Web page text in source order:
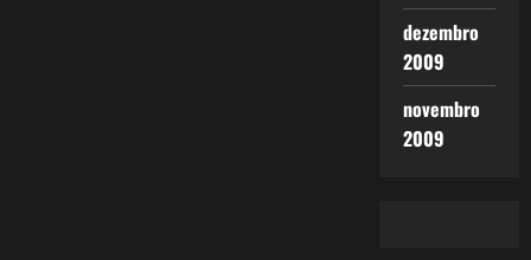
dezembro
2009
novembro
2009